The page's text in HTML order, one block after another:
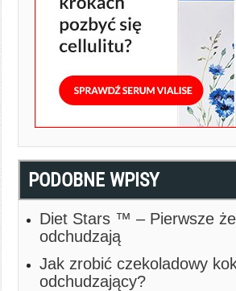
PODOBNE WPISY
Diet Stars ™ – Pierwsze
odchudzają
Jak zrobić czekoladowy
odchudzający?